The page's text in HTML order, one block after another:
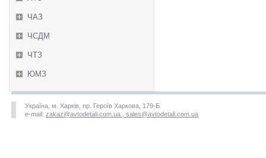
ЧАЗ
ЧСДМ
ЧТЗ
ЮМЗ
Україна, м. Харків, пр. Героїв Харкова, 179-Б
e-mail: zakaz@avtodetali.com.ua , sales@avtodetali.com.ua